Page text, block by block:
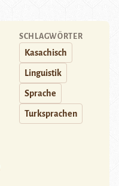
SCHLAGWÖRTER
Kasachisch
Linguistik
Sprache
Turksprachen